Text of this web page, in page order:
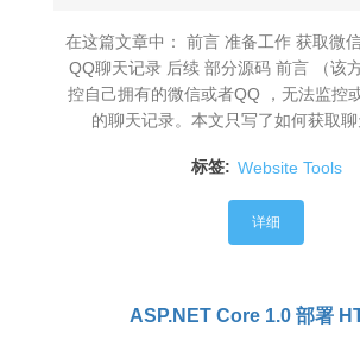
在这篇文章中： 前言 准备工作 获取微
QQ聊天记录 后续 部分源码 前言 （该
控自己拥有的微信或者QQ ，无法监控
的聊天记录。本文只写了如何获取
标签: Website Tools
详细
ASP.NET Core 1.0 部署